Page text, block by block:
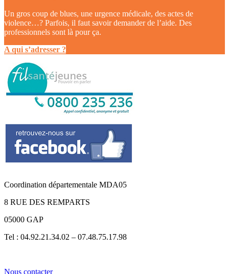
Un gros coup de blues, une urgence médicale, des actes de
violence…? Parfois, il faut savoir demander de l’aide. Des
professionnels sont là pour ça.
A qui s’adresser ?
Coordination départementale MDA05
8 RUE DES REMPARTS
05000 GAP
Tel : 04.92.21.34.02 – 07.48.75.17.98
Nous contacter